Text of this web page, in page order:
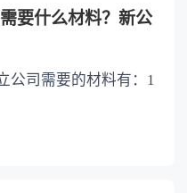
要什么材料？新公
公司需要的材料有：1